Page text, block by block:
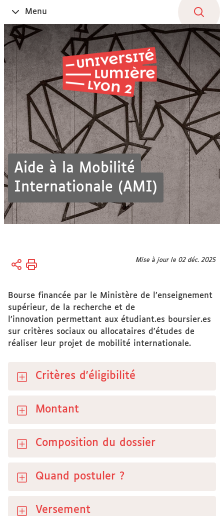
contenu
Ouvrir
le
Menu
Aide à la Mobilité
Internationale (AMI)
Vous
Accueil
Partir à
l'étranger
Mise à jour le 02 déc. 2025
Bourse financée par le Ministère de l’enseignement
supérieur, de la recherche et de
l’innovation permettant aux étudiant.es boursier.es
sur critères sociaux ou allocataires d'études de
réaliser leur projet de mobilité internationale.
Critères d'éligibilité
Montant
Composition du dossier
Quand postuler ?
Versement